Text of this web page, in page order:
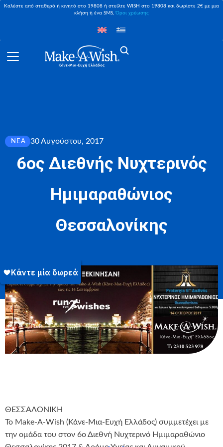
Καλέστε από σταθερό ή κινητό στο 19808 ή στείλτε WISH στο 19808 και δωρίστε 2€ με μια
κλήση ή ένα SMS,Όροι χρέωσης
ΝΈΑ 30 Αυγούστου, 2017
6ος Διεθνής Νυχτερινός
Ημιμαραθώνιος
Θεσσαλονίκης
ΘΕΣΣΑΛΟΝΙΚΗ
Το Make-A-Wish (Κάνε-Μια-Ευχή Ελλάδος) συμμετέχει με
την ομάδα του στον 6ο Διεθνή Νυχτερινό Ημιμαραθώνιο